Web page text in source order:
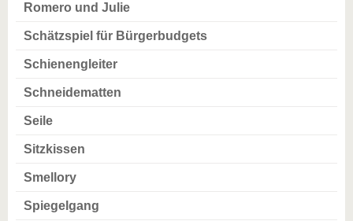
Romero und Julie
Schätzspiel für Bürgerbudgets
Schienengleiter
Schneidematten
Seile
Sitzkissen
Smellory
Spiegelgang